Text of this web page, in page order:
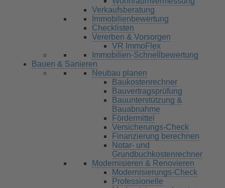
Verkaufsberatung
Immobilienbewertung
Checklisten
Vererben & Vorsorgen
VR ImmoFlex
Immobilien-Schnellbewertung
Bauen & Sanieren
Neubau planen
Baukostenrechner
Bauvertragsprüfung
Bauunterstützung &
Bauabnahme
Fördermittel
Versicherungs-Check
Finanzierung berechnen
Notar- und
Grundbuchkostenrechner
Modernisieren & Renovieren
Modernisierungs-Check
Professionelle